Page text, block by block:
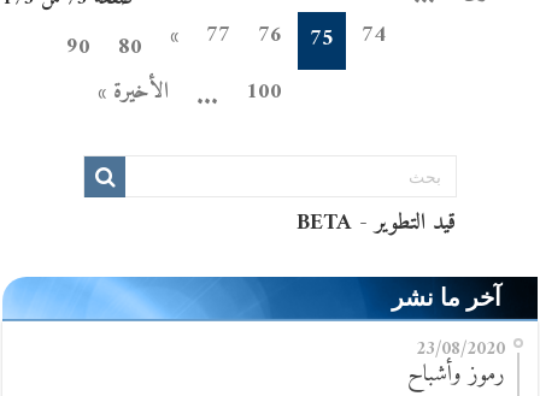
74
75
76
77
»
80
90
100
... الأخيرة »
آخر ما نشر
23/08/2020
رموز وأشباح